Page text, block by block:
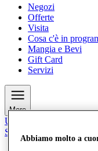
Negozi
Offerte
Visita
Cosa c'è in
Mangia e Bevi
Gift Card
Servizi
More
Unisciti al Club
Salvata
it
Abbiamo molto a